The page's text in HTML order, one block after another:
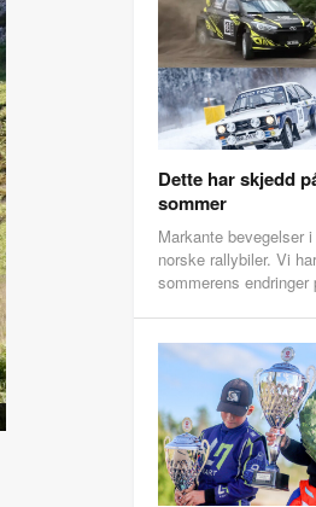
Dette har skjedd
sommer
Markante bevegelser
norske rallybiler. Vi
sommerens endringer